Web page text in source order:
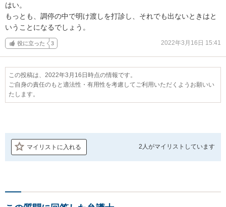
はい。
もっとも、調停の中で明け渡しを打診し、それでも出ないときはと
いうことになるでしょう。
役に立った 3 2022年3月16日 15:41
この投稿は、2022年3月16日時点の情報です。
ご自身の責任のもと適法性・有用性を考慮してご利用いただくようお願いい
たします。
マイリストに入れる 2人がマイリストしています